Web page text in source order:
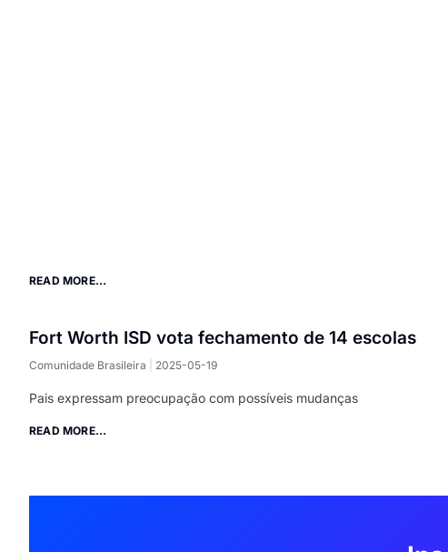
READ MORE...
Fort Worth ISD vota fechamento de 14 escolas
Comunidade Brasileira 2025-05-19
Pais expressam preocupação com possíveis mudanças
READ MORE...